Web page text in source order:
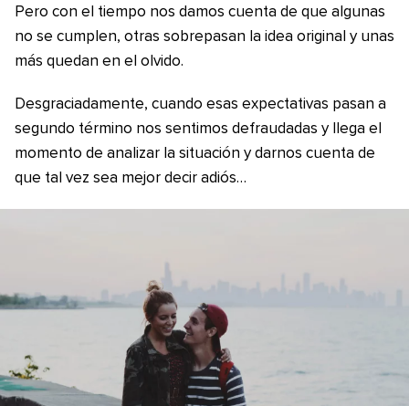
Pero con el tiempo nos damos cuenta de que algunas
no se cumplen, otras sobrepasan la idea original y unas
más quedan en el olvido.
Desgraciadamente, cuando esas expectativas pasan a
segundo término nos sentimos defraudadas y llega el
momento de analizar la situación y darnos cuenta de
que tal vez sea mejor decir adiós…